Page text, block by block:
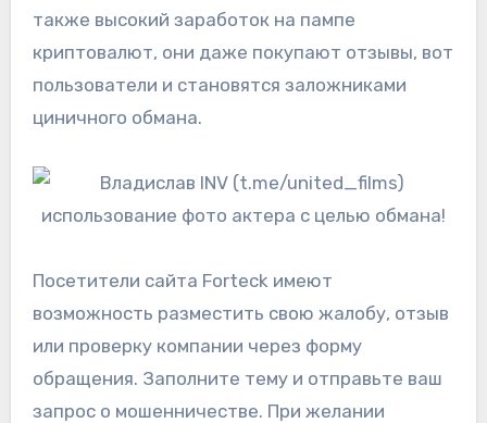
также высокий заработок на пампе
криптовалют, они даже покупают отзывы, вот
пользователи и становятся заложниками
циничного обмана.
Посетители сайта Forteck имеют
возможность разместить свою жалобу, отзыв
или проверку компании через форму
обращения. Заполните тему и отправьте ваш
запрос о мошенничестве. При желании